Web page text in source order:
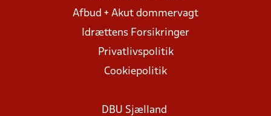
Afbud + Akut dommervagt
Idrættens Forsikringer
Privatlivspolitik
Cookiepolitik
DBU Sjælland